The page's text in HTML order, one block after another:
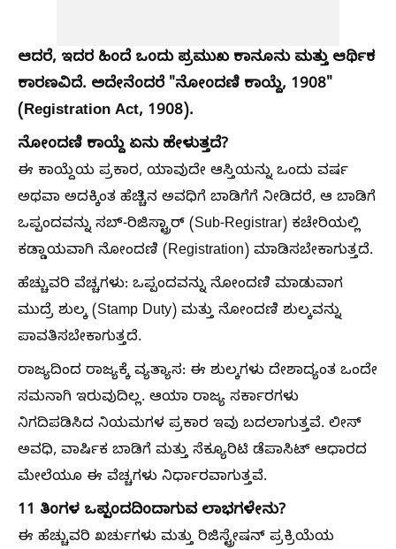
ಆದರೆ, ಇದರ ಹಿಂದೆ ಒಂದು ಪ್ರಮುಖ ಕಾನೂನು ಮತ್ತು ಆರ್ಥಿಕ
ಕಾರಣವಿದೆ. ಅದೇನೆಂದರೆ "ನೋಂದಣಿ ಕಾಯ್ದೆ, 1908"
(Registration Act, 1908).
ನೋಂದಣಿ ಕಾಯ್ದೆ ಏನು ಹೇಳುತ್ತದೆ?
ಈ ಕಾಯ್ದೆಯ ಪ್ರಕಾರ, ಯಾವುದೇ ಆಸ್ತಿಯನ್ನು ಒಂದು ವರ್ಷ
ಅಥವಾ ಅದಕ್ಕಿಂತ ಹೆಚ್ಚಿನ ಅವಧಿಗೆ ಬಾಡಿಗೆಗೆ ನೀಡಿದರೆ, ಆ ಬಾಡಿಗೆ
ಒಪ್ಪಂದವನ್ನು ಸಬ್-ರಿಜಿಸ್ಟ್ರಾರ್ (Sub-Registrar) ಕಚೇರಿಯಲ್ಲಿ
ಕಡ್ಡಾಯವಾಗಿ ನೋಂದಣಿ (Registration) ಮಾಡಿಸಬೇಕಾಗುತ್ತದೆ.
ಹೆಚ್ಚುವರಿ ವೆಚ್ಚಗಳು: ಒಪ್ಪಂದವನ್ನು ನೋಂದಣಿ ಮಾಡುವಾಗ
ಮುದ್ರೆ ಶುಲ್ಕ (Stamp Duty) ಮತ್ತು ನೋಂದಣಿ ಶುಲ್ಕವನ್ನು
ಪಾವತಿಸಬೇಕಾಗುತ್ತದೆ.
ರಾಜ್ಯದಿಂದ ರಾಜ್ಯಕ್ಕೆ ವ್ಯತ್ಯಾಸ: ಈ ಶುಲ್ಕಗಳು ದೇಶಾದ್ಯಂತ ಒಂದೇ
ಸಮನಾಗಿ ಇರುವುದಿಲ್ಲ. ಆಯಾ ರಾಜ್ಯ ಸರ್ಕಾರಗಳು
ನಿಗದಿಪಡಿಸಿದ ನಿಯಮಗಳ ಪ್ರಕಾರ ಇವು ಬದಲಾಗುತ್ತವೆ. ಲೀಸ್
ಅವಧಿ, ವಾರ್ಷಿಕ ಬಾಡಿಗೆ ಮತ್ತು ಸೆಕ್ಯೂರಿಟಿ ಡೆಪಾಸಿಟ್ ಆಧಾರದ
ಮೇಲೆಯೂ ಈ ವೆಚ್ಚಗಳು ನಿರ್ಧಾರವಾಗುತ್ತವೆ.
11 ತಿಂಗಳ ಒಪ್ಪಂದದಿಂದಾಗುವ ಲಾಭಗಳೇನು?
ಈ ಹೆಚ್ಚುವರಿ ಖರ್ಚುಗಳು ಮತ್ತು ರಿಜಿಸ್ಟ್ರೇಷನ್ ಪ್ರಕ್ರಿಯೆಯ